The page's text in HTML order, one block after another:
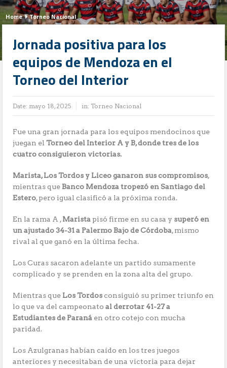
Home Torneo Nacional
Jornada positiva para los
equipos de Mendoza en el
Torneo del Interior
Date: mayo 18, 2025 in: Torneo Nacional
Fue una gran jornada para los equipos mendocinos que
juegan el Torneo del Interior A y B, donde tres de los
cuatro consiguieron victorias.
Marista, Los Tordos y Liceo ganaron sus compromisos,
mientras queBanco Mendoza tropezó en Santiago del
Estero, pero igual clasificó a la próxima ronda.
En la rama A ,Marista pisó firme en su casa y superó en
un ajustado 34-31 a Palermo Bajo de Córdoba, mismo
rival al que ganó en la última fecha.
Los Curas sacaron adelante un partido sumamente
complicado y se prenden en la zona alta del grupo.
Mientras que Los Tordosconsiguió su primer triunfo en
lo que va del campeonato al derrotar 41-27 a
Estudiantes de Paraná en otro cotejo con mucha
paridad.
Los Azulgranas habían caído en los tres juegos
anteriores y necesitaban de una victoria para dejar